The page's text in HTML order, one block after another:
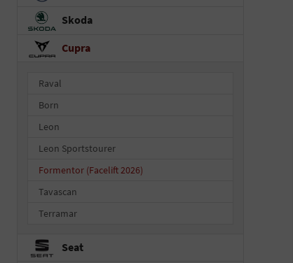
Skoda
Cupra
Raval
Born
Leon
Leon Sportstourer
Formentor (Facelift 2026)
Tavascan
Terramar
Seat